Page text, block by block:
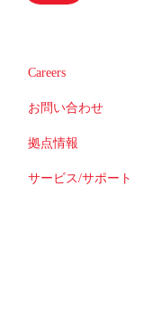
Careers
お問い合わせ
拠点情報
サービス/サポート